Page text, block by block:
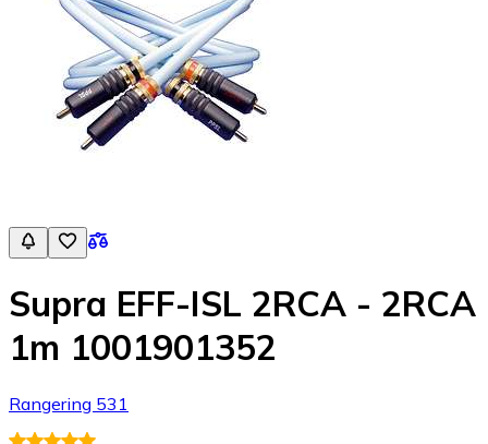
Supra EFF-ISL 2RCA - 2RCA
1m 1001901352
Rangering 531